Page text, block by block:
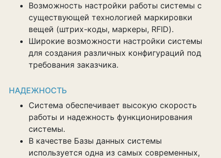
Возможность настройки работы системы с
существующей технологией маркировки
вещей (штрих-коды, маркеры, RFID).
Широкие возможности настройки системы
для создания различных конфигураций под
требования заказчика.
НАДЕЖНОСТЬ
Система обеспечивает высокую скорость
работы и надежность функционирования
системы.
В качестве Базы данных системы
используется одна из самых современных,